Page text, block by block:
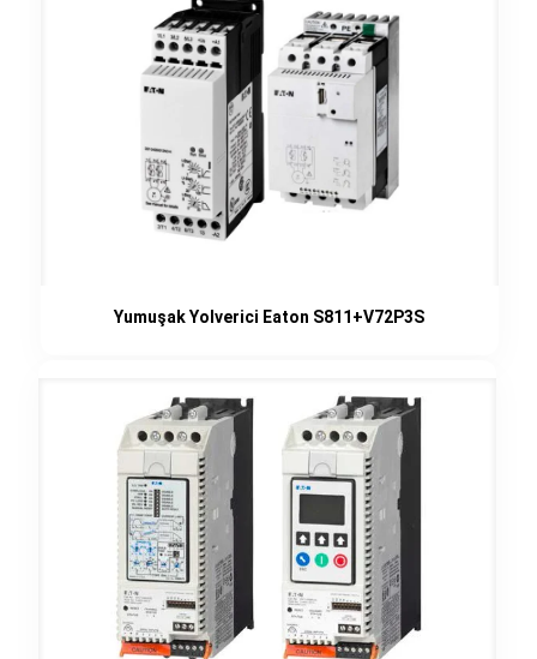
Yumuşak Yolverici Eaton S811+V72P3S